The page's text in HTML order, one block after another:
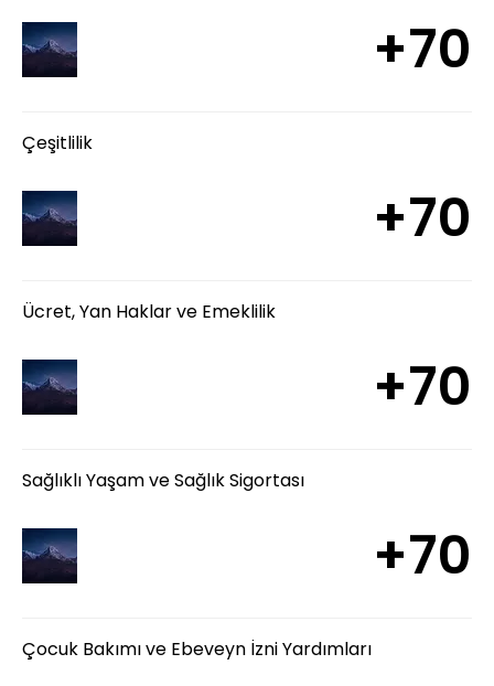
+70
Çeşitlilik
+70
Ücret, Yan Haklar ve Emeklilik
+70
Sağlıklı Yaşam ve Sağlık Sigortası
+70
Çocuk Bakımı ve Ebeveyn İzni Yardımları